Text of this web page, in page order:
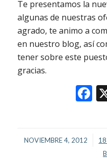
Te presentamos la
algunas de nuestras
agrado, te animo a
en nuestro blog, así
tener sobre este
gracias.
NOVIEMBRE 4, 2012
/